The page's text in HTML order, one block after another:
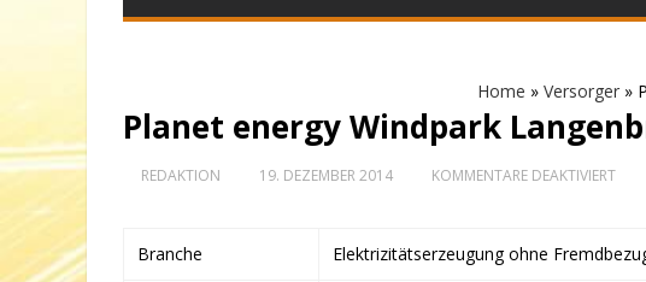
Home » Versorger »
Planet energy Windpark
REDAKTION 19. DEZEMBER 2014 KOMMENTARE DEAKTIVIERTFÜR
Branche Elektrizitätserzeugung ohne